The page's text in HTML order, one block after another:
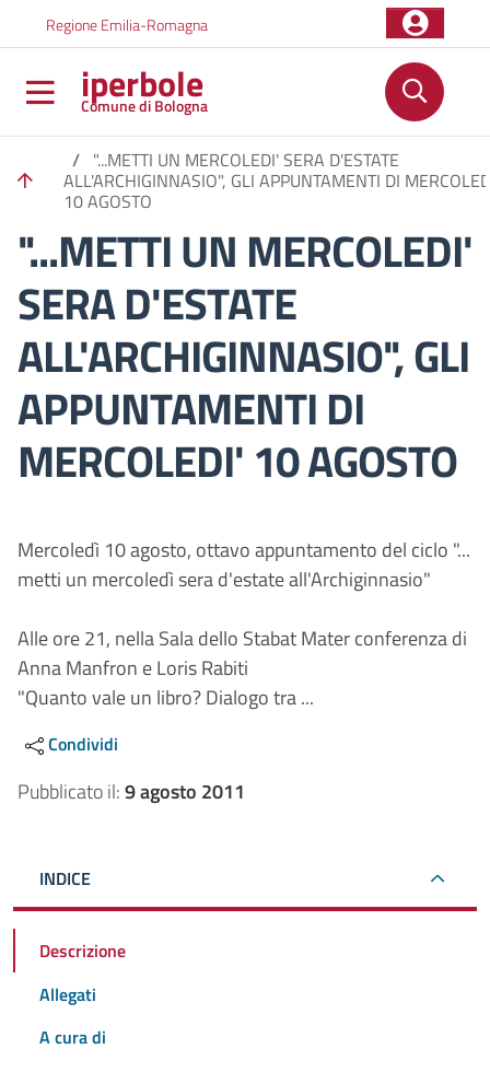
Regione Emilia-Romagna
iperbole
Comune di Bologna
/ "...METTI UN MERCOLEDI' SERA D'ESTATE
ALL'ARCHIGINNASIO", GLI APPUNTAMENTI DI
10 AGOSTO
"...METTI UN MERCOLEDI'
SERA D'ESTATE
ALL'ARCHIGINNASIO", GLI
APPUNTAMENTI DI
MERCOLEDI' 10 AGOSTO
Mercoledì 10 agosto, ottavo appuntamento del ciclo "...
metti un mercoledì sera d'estate all'Archiginnasio"
Alle ore 21, nella Sala dello Stabat Mater conferenza di
Anna Manfron e Loris Rabiti
"Quanto vale un libro? Dialogo tra ...
Condividi
Pubblicato il:9 agosto 2011
INDICE
Descrizione
Allegati
A cura di